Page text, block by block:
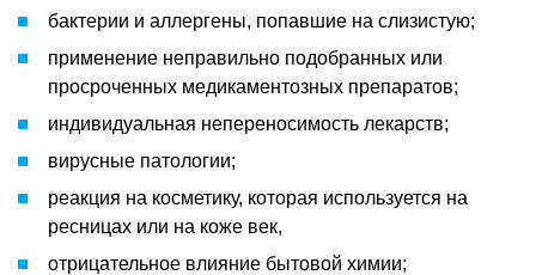
бактерии и аллергены, попавшие на слизистую;
применение неправильно подобранных или
просроченных медикаментозных препаратов;
индивидуальная непереносимость лекарств;
вирусные патологии;
реакция на косметику, которая используется на
ресницах или на коже век,
отрицательное влияние бытовой химии;